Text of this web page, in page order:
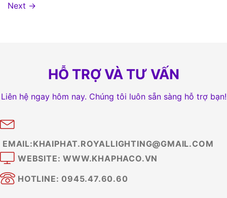
Next →
HỖ TRỢ VÀ TƯ VẤN
Liên hệ ngay hôm nay. Chúng tôi luôn sẵn sàng hỗ trợ bạn!
EMAIL:KHAIPHAT.ROYALLIGHTING@GMAIL.COM
WEBSITE: WWW.KHAPHACO.VN
HOTLINE: 0945.47.60.60